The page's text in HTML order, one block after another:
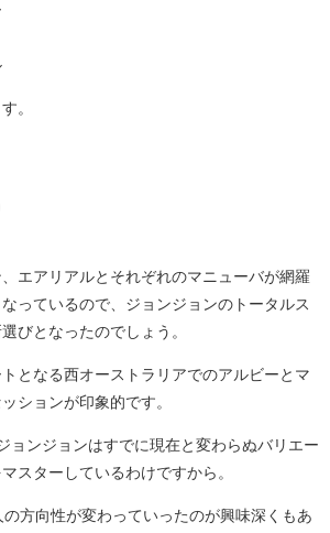
。
エアリアルとそれぞれのマニューバが網羅
っているので、ジョンジョンのトータルス
びとなったのでしょう。
となる西オーストラリアでのアルビーとマ
ションが印象的です。
ョンジョンはすでに現在と変わらぬバリエー
スターしているわけですから。
方向性が変わっていったのが興味深くもあ